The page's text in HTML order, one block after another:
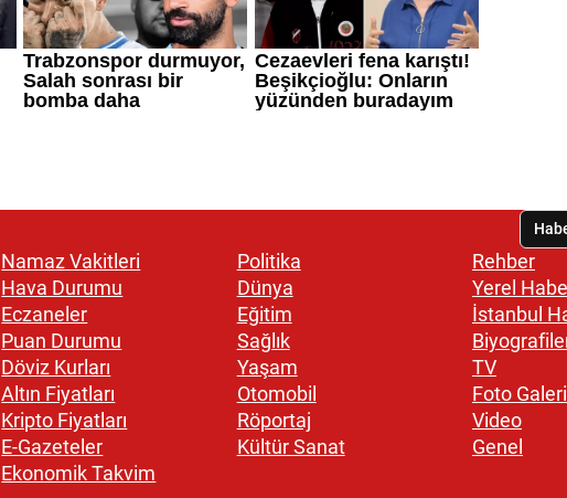
Namaz Vakitleri
Hava Durumu
Eczaneler
Puan Durumu
Döviz Kurları
Altın Fiyatları
Kripto Fiyatları
E-Gazeteler
Ekonomik Takvim
Politika
Dünya
Eğitim
Sağlık
Yaşam
Otomobil
Röportaj
Kültür Sanat
Rehber
Yerel
İstanbul
TV
Foto Galeri
Video
Genel